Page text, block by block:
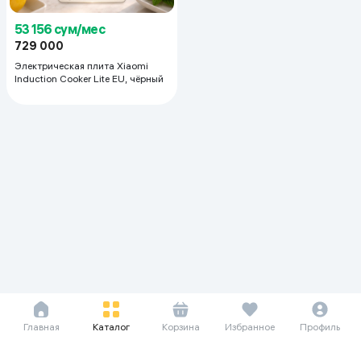
53 156 сум/мес
729 000
Электрическая плита Xiaomi
Induction Cooker Lite EU, чёрный
Главная Каталог Корзина Избранное Профиль